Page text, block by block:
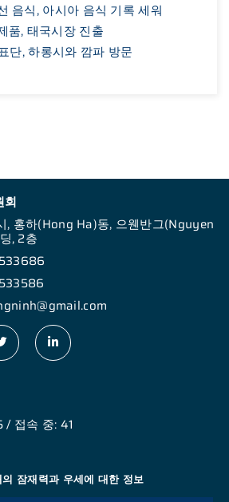
음식, 아시아 음식 기록 세워
품, 태국시장 진출
단, 하롱시와 깜파 방문
회
, 홍하(Hong Ha)동, 으웬반그(Nguyen
, 2층
접속 중: 41
의 잠재력과 우세에 대한 정보